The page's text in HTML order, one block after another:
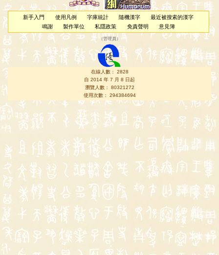
新手入門 使用凡例 字庫統計 隨機漢字
最近被搜索的漢字
鳴謝
製作單位 私隱政策 免責聲明 意見簿
（管理員 ）
在線人數： 2828
自 2014 年 7 月 8 日起
瀏覽人數： 80321272
使用次數： 294384694